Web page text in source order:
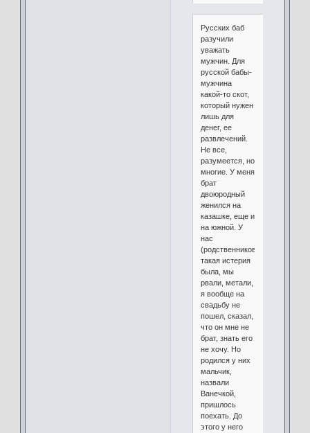
Русских баб
разучили
уважать
мужчин. Для
русской бабы-
мужчина
какой-то скот,
который нужен
лишь для
денег, ее
развлечений.
Не все,
разумеется, но
многие. У меня
брат
двоюродный
женился на
казашке, еще и
на южной. У
нас
(родственников)
такая истерия
была, мы
рвали, метали,
я вообще на
свадьбу не
пошел, сказал,
что он мне не
брат, знать его
не хочу. Но
родился у них
мальчик,
назвали
Ванечкой,
пришлось
поехать. До
этого у него